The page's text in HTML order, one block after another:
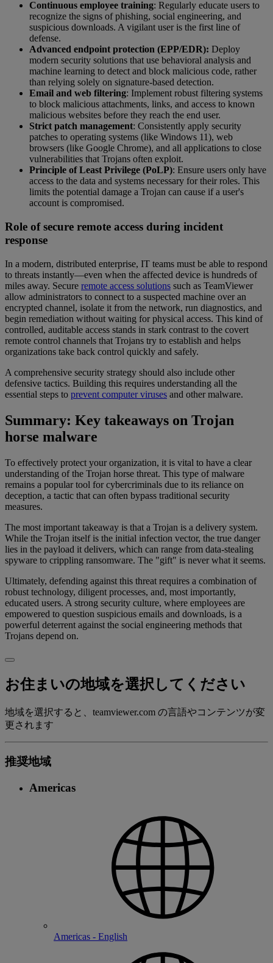
Continuous employee training: Regularly educate users to
recognize the signs of phishing, social engineering, and
suspicious downloads. A vigilant user is the first line of
defense.
Advanced endpoint protection (EPP/EDR): Deploy
modern security solutions that use behavioral analysis and
machine learning to detect and block malicious code, rather
than relying solely on signature-based detection.
Email and web filtering: Implement robust filtering systems
to block malicious attachments, links, and access to known
malicious websites before they reach the end user.
Strict patch management: Consistently apply security
patches to operating systems (like Windows 11), web
browsers (like Google Chrome), and all applications to close
vulnerabilities that Trojans often exploit.
Principle of Least Privilege (PoLP): Ensure users only have
access to the data and systems necessary for their roles. This
limits the potential damage a Trojan can cause if a user's
account is compromised.
Role of secure remote access during incident
response
In a modern, distributed enterprise, IT teams must be able to respond
to threats instantly—even when the affected device is hundreds of
miles away. Secure remote access solutions such as TeamViewer
allow administrators to connect to a suspected machine over an
encrypted channel, isolate it from the network, run diagnostics, and
begin remediation without waiting for physical access. This kind of
controlled, auditable access stands in stark contrast to the covert
remote control channels that Trojans try to establish and helps
organizations take back control quickly and safely.
A comprehensive security strategy should also include other
defensive tactics. Building this requires understanding all the
essential steps to prevent computer viruses and other malware.
Summary: Key takeaways on Trojan
horse malware
To effectively protect your organization, it is vital to have a clear
understanding of the Trojan horse threat. This type of malware
remains a popular tool for cybercriminals due to its reliance on
deception, a tactic that can often bypass traditional security
measures.
The most important takeaway is that a Trojan is a delivery system.
While the Trojan itself is the initial infection vector, the true danger
lies in the payload it delivers, which can range from data-stealing
spyware to crippling ransomware. The "gift" is never what it seems.
Ultimately, defending against this threat requires a combination of
robust technology, diligent processes, and, most importantly,
educated users. A strong security culture, where employees are
empowered to question suspicious emails and downloads, is a
powerful deterrent against the social engineering methods that
Trojans depend on.
お住まいの地域を選択してください
地域を選択すると、teamviewer.com の言語やコンテンツが変
更されます
推奨地域
Americas
Americas - English